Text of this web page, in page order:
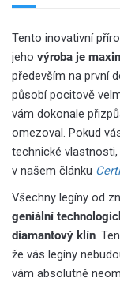
Tento inovativní
jeho výroba je
především na první
působí pocitově
vám dokonale
omezoval. Pokud
technické
v našem článku
Všechny legíny od
geniální
diamantový klín.
že vás legíny
vám absolutně